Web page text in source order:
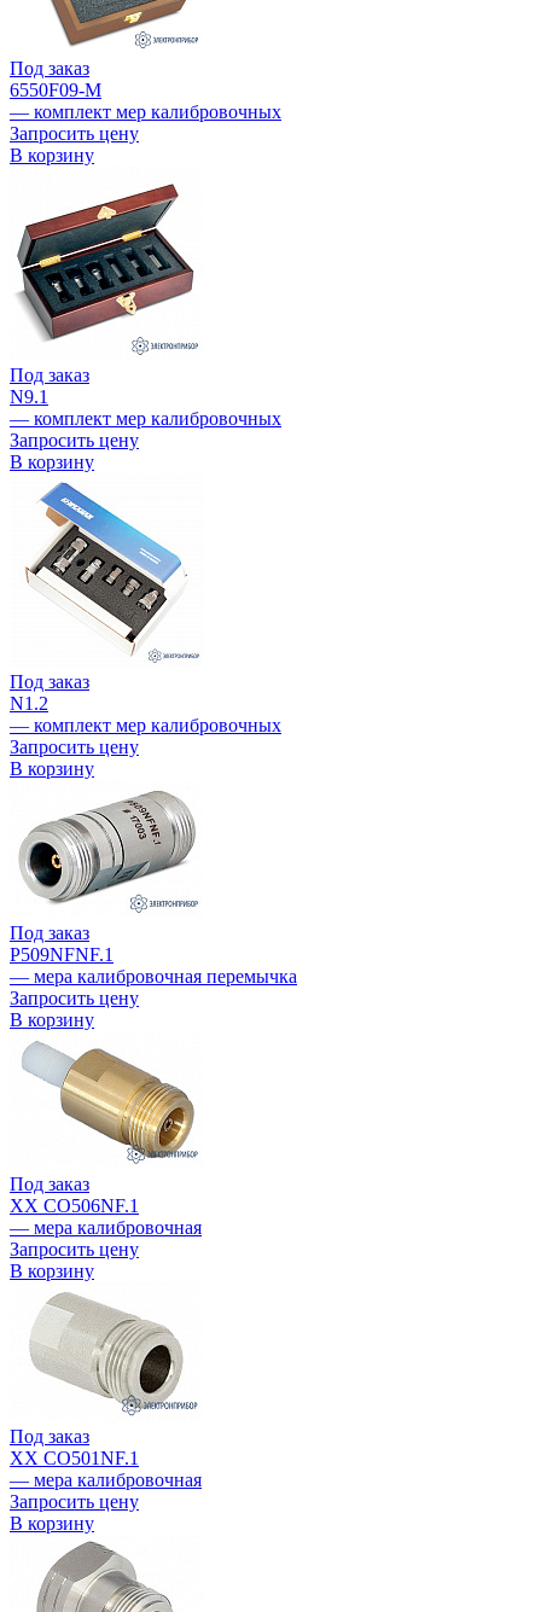
Под заказ
6550F09-M
— комплект мер калибровочных
Запросить цену
В корзину
Под заказ
N9.1
— комплект мер калибровочных
Запросить цену
В корзину
Под заказ
N1.2
— комплект мер калибровочных
Запросить цену
В корзину
Под заказ
P509NFNF.1
— мера калибровочная перемычка
Запросить цену
В корзину
Под заказ
XX CO506NF.1
— мера калибровочная
Запросить цену
В корзину
Под заказ
XX CO501NF.1
— мера калибровочная
Запросить цену
В корзину